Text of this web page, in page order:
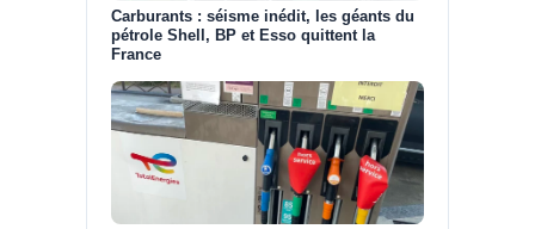
Carburants : séisme inédit, les géants du
pétrole Shell, BP et Esso quittent la
France